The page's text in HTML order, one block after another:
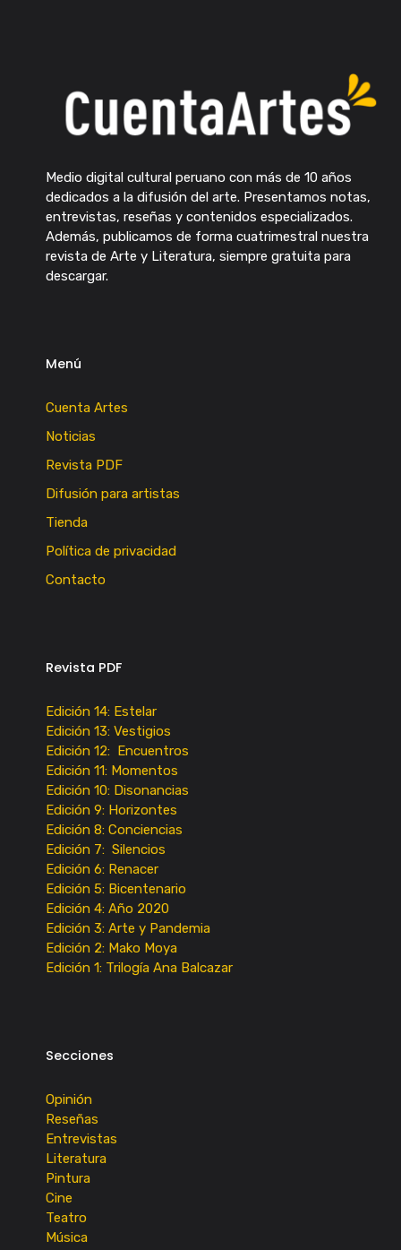
Medio digital cultural peruano con más de 10 años
dedicados a la difusión del arte. Presentamos notas,
entrevistas, reseñas y contenidos especializados.
Además, publicamos de forma cuatrimestral nuestra
revista de Arte y Literatura, siempre gratuita para
descargar.
Menú
Cuenta Artes
Noticias
Revista PDF
Difusión para artistas
Tienda
Política de privacidad
Contacto
Revista PDF
Edición 14: Estelar
Edición 13: Vestigios
Edición 12: Encuentros
Edición 11: Momentos
Edición 10: Disonancias
Edición 9: Horizontes
Edición 8: Conciencias
Edición 7: Silencios
Edición 6: Renacer
Edición 5: Bicentenario
Edición 4: Año 2020
Edición 3: Arte y Pandemia
Edición 2: Mako Moya
Edición 1: Trilogía Ana Balcazar
Secciones
Opinión
Reseñas
Entrevistas
Literatura
Pintura
Cine
Teatro
Música